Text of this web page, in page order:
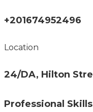
+201674952496
Location
24/DA, Hilton
Professional Skills